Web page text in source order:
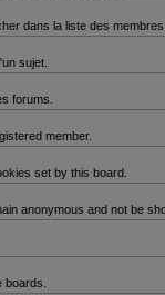
dans la liste des
sujet.
forums.
member.
set by this board.
anonymous and not be
boards.